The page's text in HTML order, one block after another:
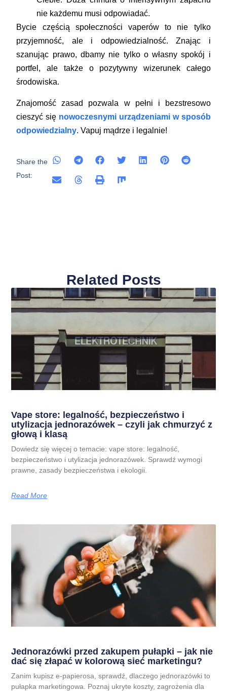
nie każdemu musi odpowiadać.
Bycie częścią społeczności vaperów to nie tylko
przyjemność, ale i odpowiedzialność. Znając i
szanując prawo, dbamy nie tylko o własny spokój i
portfel, ale także o pozytywny wizerunek całego
środowiska.
Znajomość zasad pozwala w pełni i bezstresowo
cieszyć się nowoczesnymi urządzeniami w sposób
odpowiedzialny. Vapuj mądrze i legalnie!
Share the
Post:
Related Posts
Vape store: legalność, bezpieczeństwo i
utylizacja jednorazówek – czyli jak chmurzyć z
głową i klasą
Dowiedz się więcej o temacie: vape store: legalność,
bezpieczeństwo i utylizacja jednorazówek. Sprawdź wymogi
prawne, zasady bezpieczeństwa i ekologii.
Read More
Jednorazówki przed zakupem pułapki – jak nie
dać się złapać w kolorową sieć marketingu?
Zanim kupisz e-papierosa, sprawdź, dlaczego jednorazówki to
pułapka marketingowa. Poznaj ukryte koszty, zagrożenia dla